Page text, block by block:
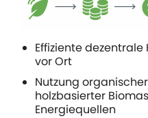
Effiziente
vor Ort
Nutzung
holzbasierter
Energiequellen